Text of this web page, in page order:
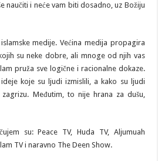
naučiti i neće vam biti dosadno, uz Božiju
medije. Većina medija propagira
su neke dobre, ali mnoge od njih vas
pruža sve logične i racionalne dokaze.
koje su ljudi izmislili, a kako su ljudi
Međutim, to nije hrana za dušu,
su: Peace TV, Huda TV, Aljumuah
TV i naravno The Deen Show.